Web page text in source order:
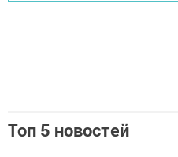
Топ 5 новостей